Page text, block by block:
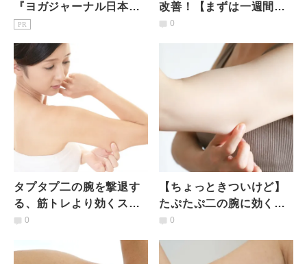
『ヨガジャーナル日本
版』予約購読のご案内
PR
改善！【まずは一週間】
良い姿勢をキープする二
0
タプタプ二の腕を撃退す
る、筋トレより効くスト
レッチ｜体重は変わって
人必見
0
【ちょっときついけど】
たぷたぷ二の腕に効く！
40代から続けたい二の腕
サイズ
0